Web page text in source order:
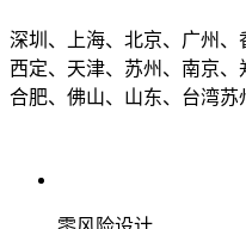
深圳、上海、北京、广州、
西定、天津、苏州、南京、
合肥、佛山、山东、台湾苏